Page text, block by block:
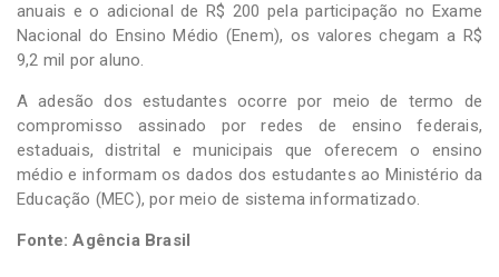
anuais e o adicional de R$ 200 pela participação no Exame
Nacional do Ensino Médio (Enem), os valores chegam a R$
9,2 mil por aluno.
A adesão dos estudantes ocorre por meio de termo de
compromisso assinado por redes de ensino federais,
estaduais, distrital e municipais que oferecem o ensino
médio e informam os dados dos estudantes ao Ministério da
Educação (MEC), por meio de sistema informatizado.
Fonte: Agência Brasil